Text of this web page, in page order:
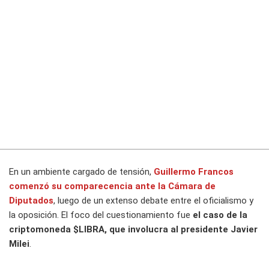
En un ambiente cargado de tensión, Guillermo Francos
comenzó su comparecencia ante la Cámara de
Diputados, luego de un extenso debate entre el oficialismo y
la oposición. El foco del cuestionamiento fue el caso de la
criptomoneda $LIBRA, que involucra al presidente Javier
Milei.